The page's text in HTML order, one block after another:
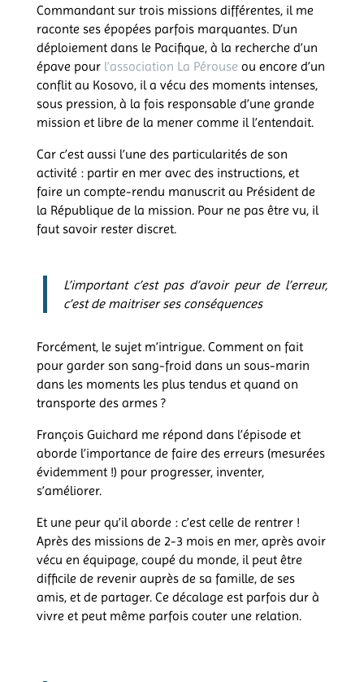
Commandant sur trois missions différentes, il me
raconte ses épopées parfois marquantes. D’un
déploiement dans le Pacifique, à la recherche d’un
épave pour l’association La Pérouse ou encore d’un
conflit au Kosovo, il a vécu des moments intenses,
sous pression, à la fois responsable d’une grande
mission et libre de la mener comme il l’entendait.
Car c’est aussi l’une des particularités de son
activité : partir en mer avec des instructions, et
faire un compte-rendu manuscrit au Président de
la République de la mission. Pour ne pas être vu, il
faut savoir rester discret.
L’important c’est pas d’avoir peur de l’erreur,
c’est de maitriser ses conséquences
Forcément, le sujet m’intrigue. Comment on fait
pour garder son sang-froid dans un sous-marin
dans les moments les plus tendus et quand on
transporte des armes ?
François Guichard me répond dans l’épisode et
aborde l’importance de faire des erreurs (mesurées
évidemment !) pour progresser, inventer,
s’améliorer.
Et une peur qu’il aborde : c’est celle de rentrer !
Après des missions de 2-3 mois en mer, après avoir
vécu en équipage, coupé du monde, il peut être
difficile de revenir auprès de sa famille, de ses
amis, et de partager. Ce décalage est parfois dur à
vivre et peut même parfois couter une relation.